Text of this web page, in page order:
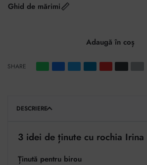
Ghid de mărimi
Adaugă în coș
SHARE
DESCRIERE
3 idei de ținute cu rochia Irina
Ținută pentru birou